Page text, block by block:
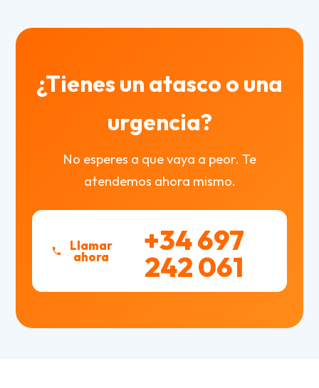
¿Tienes un atasco o una
urgencia?
No esperes a que vaya a peor. Te
atendemos ahora mismo.
Llamar
ahora +34 697
242 061